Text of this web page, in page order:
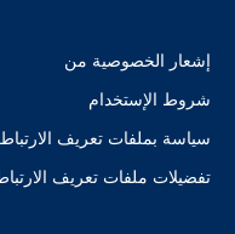
إشعار الخصوصية من
شروط الإستخدام
سياسة بملفات تعريف الارتباط
تفضيلات ملفات تعريف الارتباط